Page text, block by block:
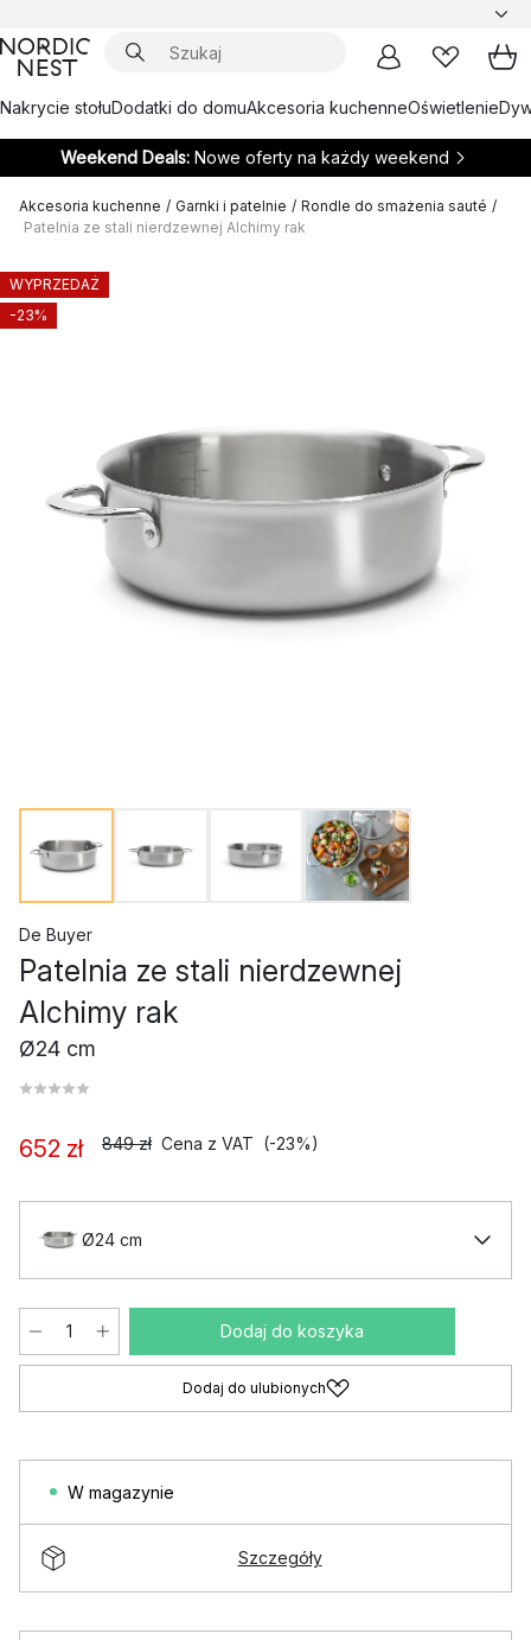
Nakrycie stołuDodatki do domuAkcesoria kuchenneOświetlenie
Weekend Deals: Nowe oferty na każdy weekend
Akcesoria kuchenne / Garnki i patelnie / Rondle do smażenia sauté /
Patelnia ze stali nierdzewnej Alchimy rak
WYPRZEDAŻ
-23%
De Buyer
Patelnia ze stali nierdzewnej
Alchimy rak
Ø24 cm
652 zł 849 zł Cena z VAT (-23%)
Ø24 cm
Dodaj do koszyka
Dodaj do ulubionych
W magazynie
Szczegóły